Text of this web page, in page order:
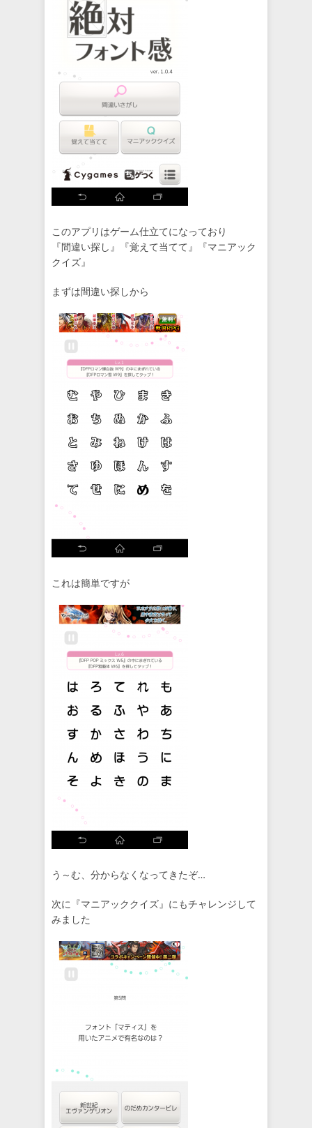
このアプリはゲーム仕立てになっており
『間違い探し』『覚えて当てて』『マニアック
クイズ』
まずは間違い探しから
これは簡単ですが
う～む、分からなくなってきたぞ…
次に『マニアッククイズ』にもチャレンジして
みました